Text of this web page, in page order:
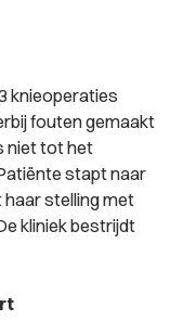
knieoperaties
fouten gemaakt
niet tot het
stapt naar
stelling met
kliniek bestrijdt